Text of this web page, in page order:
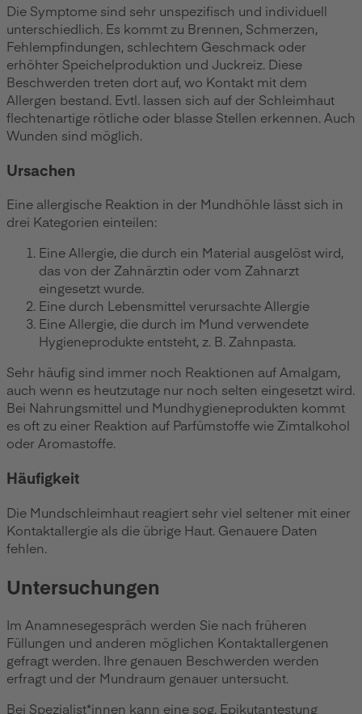
Die Symptome sind sehr unspezifisch und individuell
unterschiedlich. Es kommt zu Brennen, Schmerzen,
Fehlempfindungen, schlechtem Geschmack oder
erhöhter Speichelproduktion und Juckreiz. Diese
Beschwerden treten dort auf, wo Kontakt mit dem
Allergen bestand. Evtl. lassen sich auf der Schleimhaut
flechtenartige rötliche oder blasse Stellen erkennen. Auch
Wunden sind möglich.
Ursachen
Eine allergische Reaktion in der Mundhöhle lässt sich in
drei Kategorien einteilen:
Eine Allergie, die durch ein Material ausgelöst wird,
das von der Zahnärztin oder vom Zahnarzt
eingesetzt wurde.
Eine durch Lebensmittel verursachte Allergie
Eine Allergie, die durch im Mund verwendete
Hygieneprodukte entsteht, z. B. Zahnpasta.
Sehr häufig sind immer noch Reaktionen auf Amalgam,
auch wenn es heutzutage nur noch selten eingesetzt wird.
Bei Nahrungsmittel und Mundhygieneprodukten kommt
es oft zu einer Reaktion auf Parfümstoffe wie Zimtalkohol
oder Aromastoffe.
Häufigkeit
Die Mundschleimhaut reagiert sehr viel seltener mit einer
Kontaktallergie als die übrige Haut. Genauere Daten
fehlen.
Untersuchungen
Im Anamnesegespräch werden Sie nach früheren
Füllungen und anderen möglichen Kontaktallergenen
gefragt werden. Ihre genauen Beschwerden werden
erfragt und der Mundraum genauer untersucht.
Bei Spezialist*innen kann eine sog. Epikutantestung